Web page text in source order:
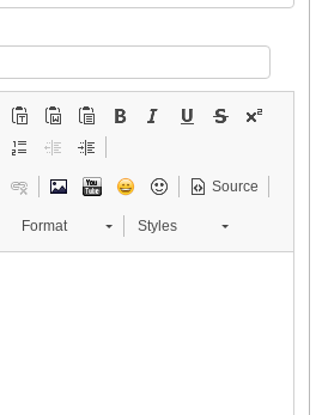
Source
Format Styles